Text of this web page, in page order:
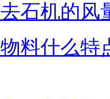
去石机的风
物料什么特